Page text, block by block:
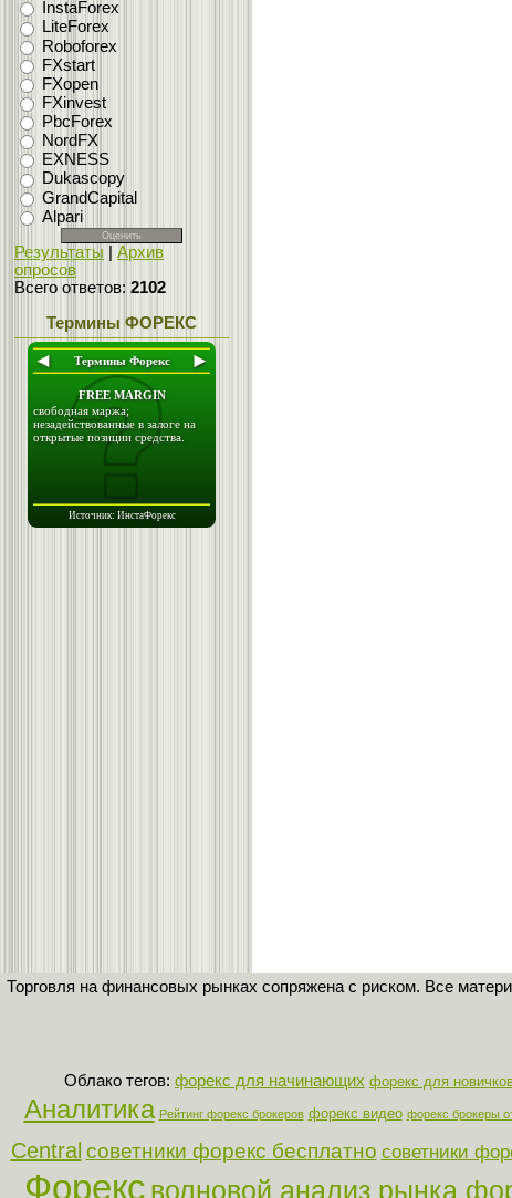
InstaForex
LiteForex
Roboforex
FXstart
FXopen
FXinvest
PbcForex
NordFX
EXNESS
Dukascopy
GrandCapital
Alpari
Результаты
Архив
опросов
Всего ответов: 2102
Термины ФОРЕКС
Торговля на финансовых рынках сопряжена с риском. Все
Облако тегов: форекс для начинающих форекс для
Аналитика Рейтинг форекс брокеров форекс видео форекс брокеры
Central советники форекс бесплатно советники
Форекс волновой анализ рынка